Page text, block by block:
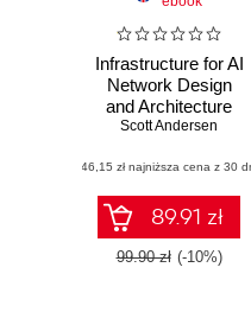
Infrastructure for AI
Network Design
and Architecture
Scott Andersen
(46,15 zł najniższa cena z 30
89.91 zł
99.90 zł (-10%)